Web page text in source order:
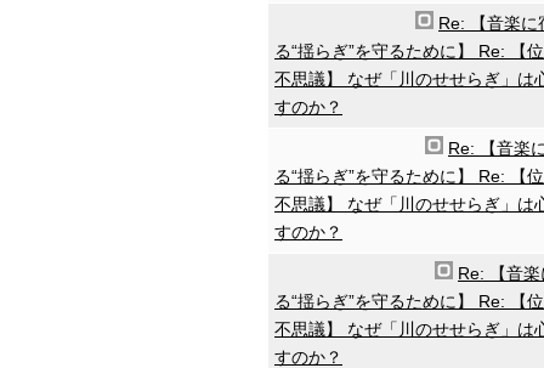
Re: 【音楽に
る“揺らぎ”を守るために】 Re: 【
不思議】 なぜ「川のせせらぎ」は
すのか？
Re: 【音楽
る“揺らぎ”を守るために】 Re: 【
不思議】 なぜ「川のせせらぎ」は
すのか？
Re: 【音
る“揺らぎ”を守るために】 Re: 【
不思議】 なぜ「川のせせらぎ」は
すのか？